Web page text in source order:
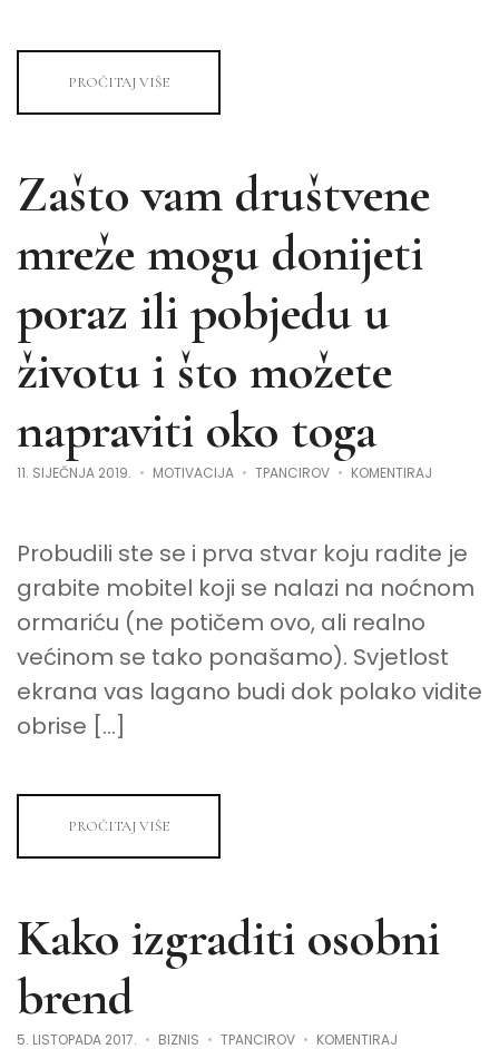
PROČITAJ VIŠE
Zašto vam društvene
mreže mogu donijeti
poraz ili pobjedu u
životu i što možete
napraviti oko toga
11. SIJEČNJA 2019. MOTIVACIJA TPANCIROV KOMENTIRAJ
MOGU
DONIJETI
PORAZ
ILI
I
MOŽETE
NAPRAVITI
Probudili ste se i prva stvar koju radite je
grabite mobitel koji se nalazi na noćnom
ormariću (ne potičem ovo, ali realno
većinom se tako ponašamo). Svjetlost
ekrana vas lagano budi dok polako vidite
obrise […]
PROČITAJ VIŠE
Kako izgraditi osobni
brend
5. LISTOPADA 2017. BIZNIS TPANCIROV KOMENTIRAJ